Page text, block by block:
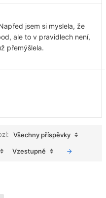
jsem si myslela, že
ale to v pravidlech není,
přemýšlela.
Všechny příspěvky
Vzestupně